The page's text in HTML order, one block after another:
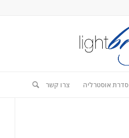
סדרת אוסטרליה צרו קשר